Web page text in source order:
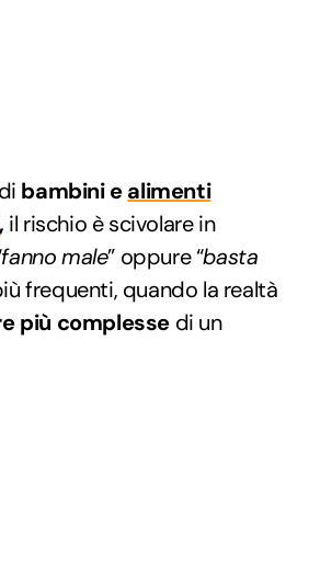
bambini ealimenti
, il rischio è scivolare in
fannomale” oppure “basta
frequenti, quando la realtà
più complesse di un